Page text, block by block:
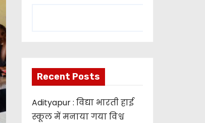
Recent Posts
Adityapur : विद्या भारती हाई
स्कूल में मनाया गया विश्व